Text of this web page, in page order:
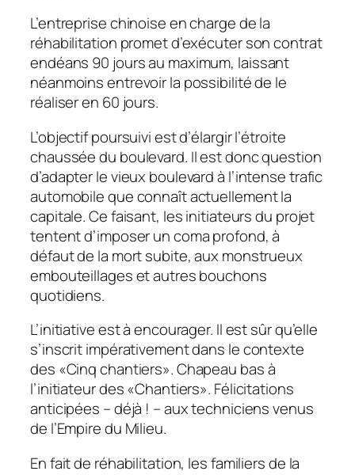
L’entreprise chinoise en charge de la
réhabilitation promet d’exécuter son contrat
endéans 90 jours au maximum, laissant
néanmoins entrevoir la possibilité de le
réaliser en 60 jours.
L’objectif poursuivi est d’élargir l’étroite
chaussée du boulevard. Il est donc question
d’adapter le vieux boulevard à l’intense trafic
automobile que connaît actuellement la
capitale. Ce faisant, les initiateurs du projet
tentent d’imposer un coma profond, à
défaut de la mort subite, aux monstrueux
embouteillages et autres bouchons
quotidiens.
L’initiative est à encourager. Il est sûr qu’elle
s’inscrit impérativement dans le contexte
des «Cinq chantiers». Chapeau bas à
l’initiateur des «Chantiers». Félicitations
anticipées – déjà ! – aux techniciens venus
de l’Empire du Milieu.
En fait de réhabilitation, les familiers de la